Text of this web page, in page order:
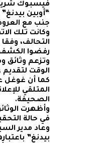
فيسبوك
جنب مع
وكانت تلك
رفضوا
وتزعم وثائق
الوقت لتقديم
كما أن غوغل
المتلقي
الصحيفة.
وأظهرت
في حالة
وعاد مدير
بيدنغ”